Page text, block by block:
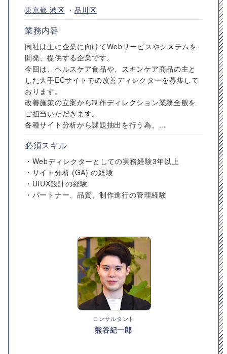
東京都 港区 ・ 品川区
業務内容
同社は主に企業に向けてWebサービスやシステムを
開発、提供する企業です。
今回は、ヘルスケア食品や、スキンケア商品の主と
した大手ECサイトでの改善ディレクターを募集して
おります。
改善施策の立案から制作ディレクション業務全般を
ご担当いただきます。
各種サイト分析から課題抽出を行う為、...
必須スキル
・Webディレクターとしての実務経験3年以上
・サイト分析 (GA) の経験
・UIUX設計の経験
・パートナー、品質、制作進行の管理経験
コンサルタント
熊谷紀一郎